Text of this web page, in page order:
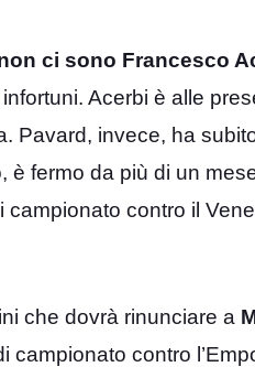
ci sono Francesco
Acerbi è alle
Pavard, invece, ha
è fermo da più di un
contro il
che dovrà rinunciare a
campionato contro